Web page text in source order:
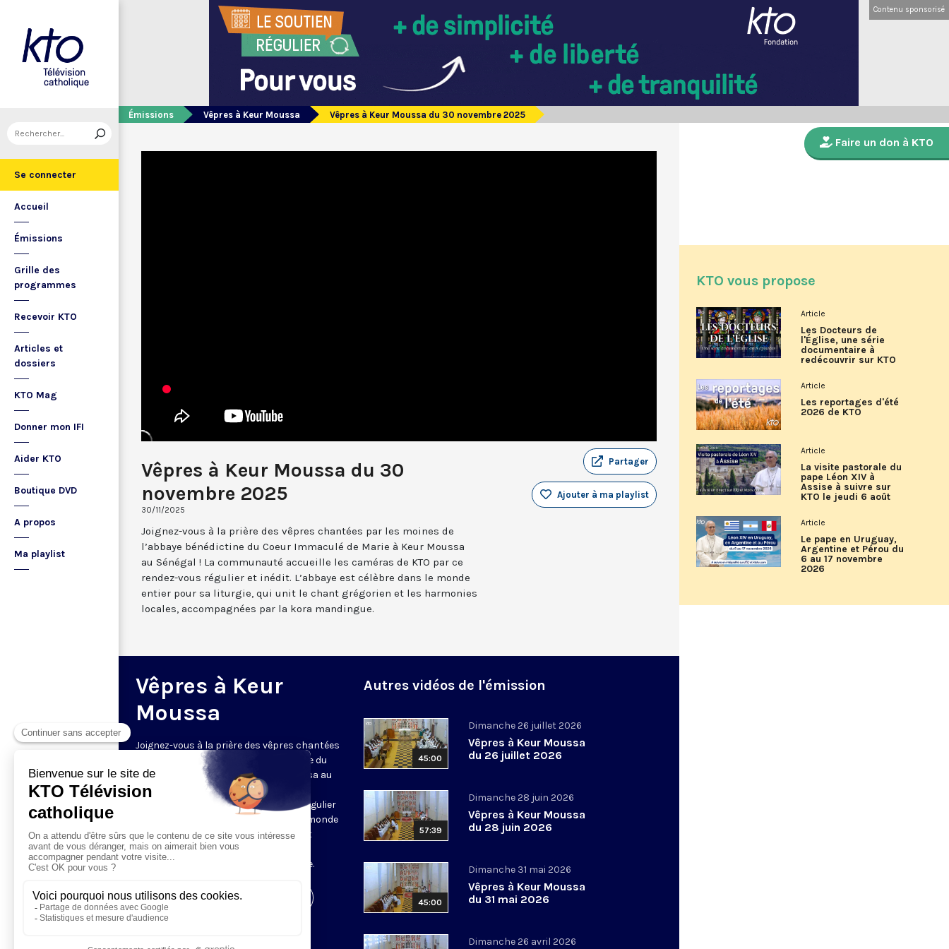
Se connecter
Accueil
Émissions
Grille des
programmes
Recevoir KTO
Articles et
dossiers
KTO Mag
Donner mon IFI
Aider KTO
Boutique DVD
A propos
Ma playlist
Contenu sponsorisé
Émissions Vêpres à Keur Moussa Vêpres à Keur Moussa du 30 novembre 2025
Vêpres à Keur Moussa du 30
novembre 2025
30/11/2025
Partager
Ajouter à ma playlist
Joignez-vous à la prière des vêpres chantées par les moines de
l’abbaye bénédictine du Coeur Immaculé de Marie à Keur Moussa
au Sénégal ! La communauté accueille les caméras de KTO par ce
rendez-vous régulier et inédit. L’abbaye est célèbre dans le monde
entier pour sa liturgie, qui unit le chant grégorien et les harmonies
locales, accompagnées par la kora mandingue.
Vêpres à Keur
Moussa
Joignez-vous à la prière des vêpres chantées
par les moines de l’abbaye bénédictine du
Cœur Immaculé de Marie à Keur Moussa au
Sénégal ! La communauté accueille les
caméras de KTO par ce rendez-vous régulier
et inédit. L'abbaye est célèbre dans le monde
entier pour sa liturgie, qui unit le chant
grégorien et les harmonies locales,
accompagnées par la kora mandingue.
Visiter la page de l'émission
Autres vidéos de l'émission
45:00
Dimanche 26 juillet 2026
Vêpres à Keur Moussa
du 26 juillet 2026
57:39
Dimanche 28 juin 2026
Vêpres à Keur Moussa
du 28 juin 2026
45:00
Dimanche 31 mai 2026
Vêpres à Keur Moussa
du 31 mai 2026
Dimanche 26 avril 2026
Faire un don à KTO
KTO vous propose
Article
Les Docteurs de
l'Église, une série
documentaire à
redécouvrir sur KTO
Article
Les reportages d'été
2026 de KTO
Article
La visite pastorale du
pape Léon XIV à
Assise à suivre sur
KTO le jeudi 6 août
Article
Le pape en Uruguay,
Argentine et Pérou du
6 au 17 novembre
2026